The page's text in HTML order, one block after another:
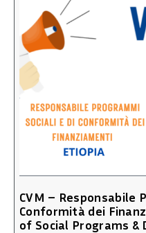
CVM – Responsabile
Conformità dei
of Social Programs &